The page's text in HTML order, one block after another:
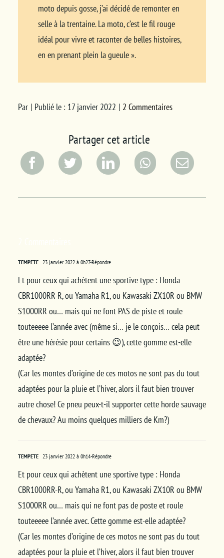
moto depuis gosse, j’ai décidé de remonter en
selle à la trentaine. La moto, c’est le fil rouge
idéal pour vivre et raconter de belles histoires,
en en prenant plein la gueule ».
Par | Publié le : 17 janvier 2022 | 2 Commentaires
Partager cet article
TEMPETE 23 janvier 2022 à 0h27-Répondre
Et pour ceux qui achètent une sportive type : Honda
CBR1000RR-R, ou Yamaha R1, ou Kawasaki ZX10R ou BMW
S1000RR ou… mais qui ne font PAS de piste et roule
touteeeee l’année avec (même si… je le conçois… cela peut
être une hérésie pour certains 😉), cette gomme est-elle
adaptée?
(Car les montes d’origine de ces motos ne sont pas du tout
adaptées pour la pluie et l’hiver, alors il faut bien trouver
autre chose! Ce pneu peux-t-il supporter cette horde sauvage
de chevaux? Au moins quelques milliers de Km?)
TEMPETE 23 janvier 2022 à 0h14-Répondre
Et pour ceux qui achètent une sportive type : Honda
CBR1000RR-R, ou Yamaha R1, ou Kawasaki ZX10R ou BMW
S1000RR ou… mais qui ne font pas de poste et roule
touteeeee l’année avec. Cette gomme est-elle adaptée?
(Car les montes d’origine de ces motos ne sont pas du tout
adaptées pour la pluie et l’hiver, alors il faut bien trouver